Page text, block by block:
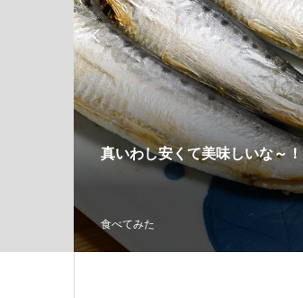

真いわし安くて美味しいな～！
食べてみた